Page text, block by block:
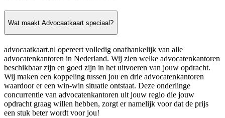
Wat maakt Advocaatkaart speciaal?
advocaatkaart.nl opereert volledig onafhankelijk van alle
advocatenkantoren in Nederland. Wij zien welke advocatenkantoren
beschikbaar zijn en goed zijn in het uitvoeren van jouw opdracht.
Wij maken een koppeling tussen jou en drie advocatenkantoren
waardoor er een win-win situatie ontstaat. Deze onderlinge
concurrentie van advocatenkantoren uit jouw regio die jouw
opdracht graag willen hebben, zorgt er namelijk voor dat de prijs
een stuk beter wordt voor jou!